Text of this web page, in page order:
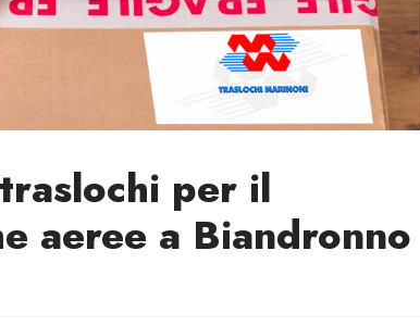
per il
aeree a Biandronno